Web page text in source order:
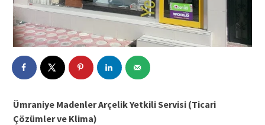
Ümraniye Madenler Arçelik Yetkili Servisi (Ticari
Çözümler ve Klima)